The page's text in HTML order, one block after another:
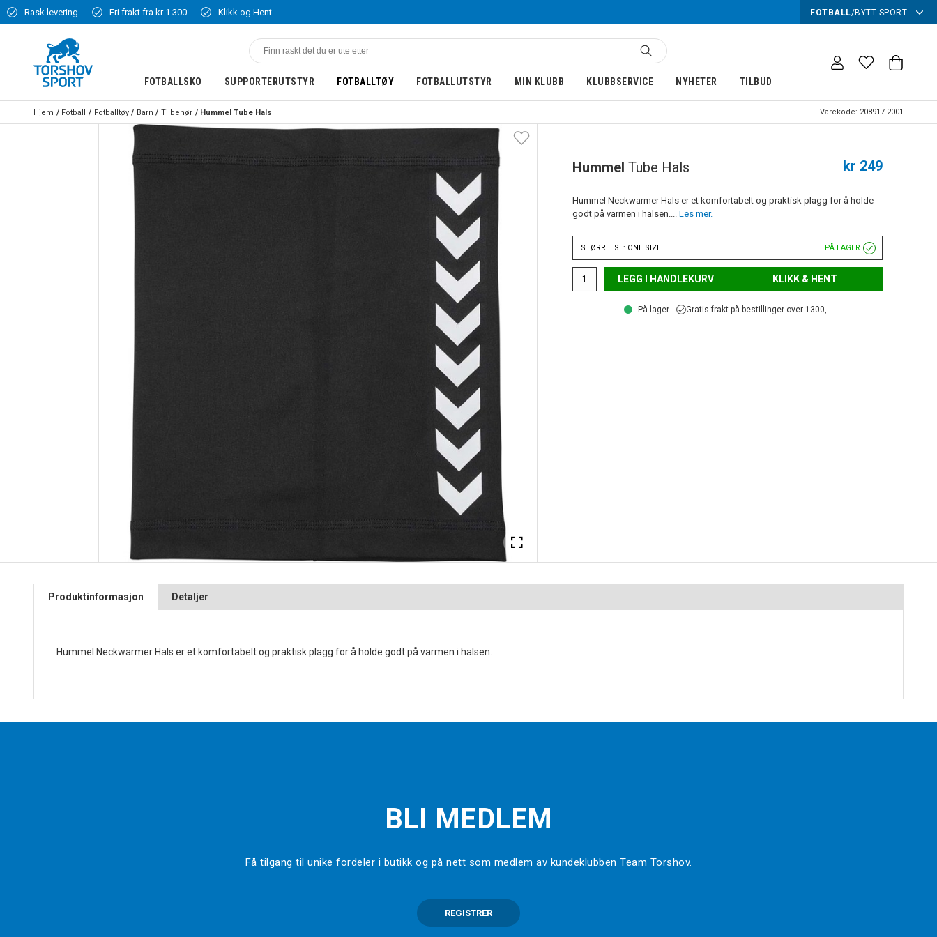
Rask levering Fri frakt fra kr 1 300 Klikk og Hent FOTBALL/BYTT SPORT
FOTBALLSKO SUPPORTERUTSTYR FOTBALLTØY FOTBALLUTSTYR MIN KLUBB KLUBBSERVICE NYHETER TILBUD
Hjem Fotball Fotballtøy Barn Tilbehør Hummel Tube Hals Varekode: 208917-2001
Hummel Tube Hals kr 249
Hummel Neckwarmer Hals er et komfortabelt og praktisk plagg for å holde
godt på varmen i halsen.... Les mer.
STØRRELSE: ONE SIZE PÅ LAGER
LEGG I HANDLEKURV KLIKK & HENT
På lager Gratis frakt på bestillinger over 1300,-.
Produktinformasjon Detaljer
Hummel Neckwarmer Hals er et komfortabelt og praktisk plagg for å holde godt på varmen i halsen.
BLI MEDLEM
Få tilgang til unike fordeler i butikk og på nett som medlem av kundeklubben Team Torshov.
REGISTRER